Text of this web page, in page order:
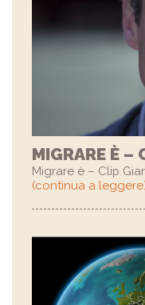
MIGRARE È –
Migrare è – Clip
(continua a